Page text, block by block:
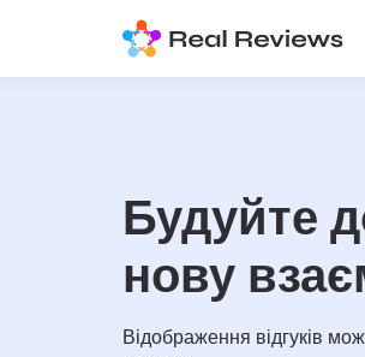
Будуйте
нову
Відображення відгуків